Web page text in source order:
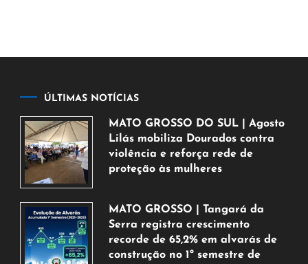
ÚLTIMAS NOTÍCIAS
MATO GROSSO DO SUL | Agosto
Lilás mobiliza Dourados contra
violência e reforça rede de
proteção às mulheres
de
agosto
de
2026
MATO GROSSO | Tangará da
Serra registra crescimento
recorde de 65,2% em alvarás de
construção no 1º semestre de